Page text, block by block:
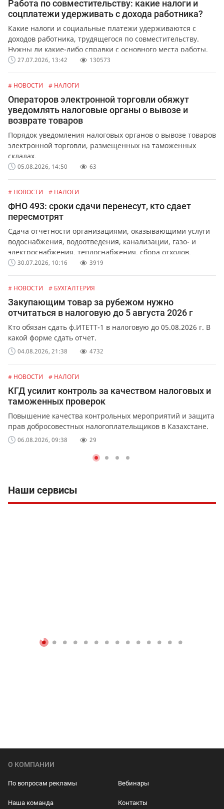
Работа по совместительству: какие налоги и
соцплатежи удерживать с дохода работника?
Какие налоги и социальные платежи удерживаются с
доходов работника, трудящегося по совместительству.
Нужны ли какие-либо справки с основного места работы.
27.07.2026, 13:42 130573
# НОВОСТИ # НАЛОГИ
Операторов электронной торговли обяжут
уведомлять налоговые органы о вывозе и
возврате товаров
Порядок уведомления налоговых органов о вывозе товаров
электронной торговли, размещенных на таможенных
складах.
05.08.2026, 14:50 63
# НОВОСТИ # НАЛОГИ
ФНО 493: сроки сдачи перенесут, кто сдает
пересмотрят
Сдача отчетности организациями, оказывающими услуги
водоснабжения, водоотведения, канализации, газо- и
электроснабжения, теплоснабжения, сбора отходов,
обслуживания лифтов и перевозок.
30.07.2026, 10:16 3919
# НОВОСТИ # БУХГАЛТЕРИЯ
Закупающим товар за рубежом нужно
отчитаться в налоговую до 5 августа 2026 г
Кто обязан сдать ф.ИТЕТТ-1 в налоговую до 05.08.2026 г. В
какой форме сдать отчет.
04.08.2026, 21:38 4732
# НОВОСТИ # НАЛОГИ
КГД усилит контроль за качеством налоговых и
таможенных проверок
Повышение качества контрольных мероприятий и защита
прав добросовестных налогоплательщиков в Казахстане.
06.08.2026, 09:38 29
Наши сервисы
О КОМПАНИИ
По вопросам рекламы Вебинары
Наша команда Контакты